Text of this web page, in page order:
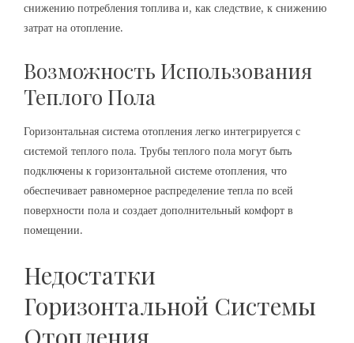
снижению потребления топлива и, как следствие, к снижению
затрат на отопление.
Возможность Использования
Теплого Пола
Горизонтальная система отопления легко интегрируется с
системой теплого пола. Трубы теплого пола могут быть
подключены к горизонтальной системе отопления, что
обеспечивает равномерное распределение тепла по всей
поверхности пола и создает дополнительный комфорт в
помещении.
Недостатки
Горизонтальной Системы
Отопления